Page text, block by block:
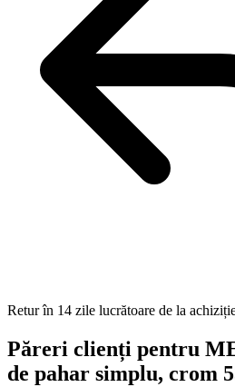
Retur în 14 zile lucrătoare de la
Păreri clienți pentru
de pahar simplu, crom